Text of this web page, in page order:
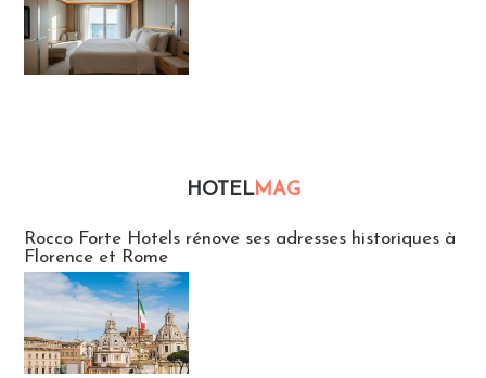
HOTELMAG
Rocco Forte Hotels rénove ses adresses historiques à
Florence et Rome